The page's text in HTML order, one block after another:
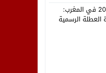
عيد الأضحى 2024 في المغرب:
العطلة الرسمية